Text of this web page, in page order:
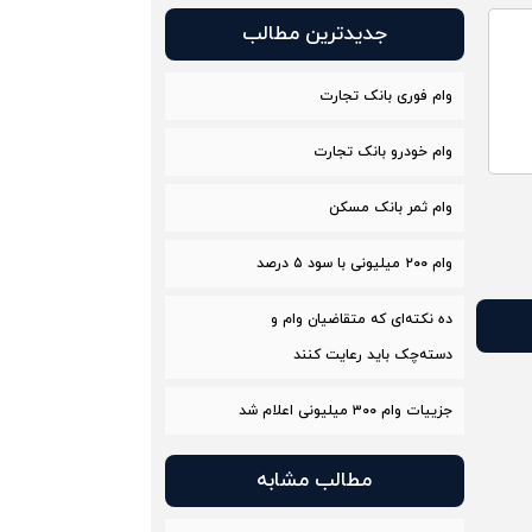
جدیدترین مطالب
وام فوری بانک تجارت
وام خودرو بانک تجارت
وام ثمر بانک مسکن
وام ۲۰۰ میلیونی با سود ۵ درصد
ده نکته‌ای که متقاضیان وام و
دسته‌چک باید رعایت کنند
جزییات وام ۳۰۰ میلیونی اعلام شد
مطالب مشابه